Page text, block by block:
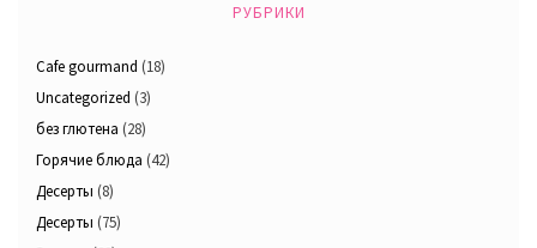
РУБРИКИ
Cafe gourmand (18)
Uncategorized (3)
без глютена (28)
Горячие блюда (42)
Десерты (8)
Десерты (75)